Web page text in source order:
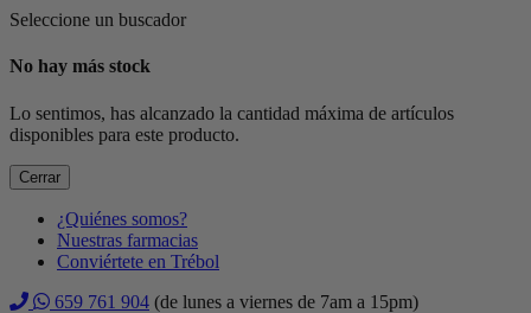
Seleccione un buscador
No hay más stock
Lo sentimos, has alcanzado la cantidad máxima de artículos
disponibles para este producto.
Cerrar
¿Quiénes somos?
Nuestras farmacias
Conviértete en Trébol
659 761 904 (de lunes a viernes de 7am a 15pm)